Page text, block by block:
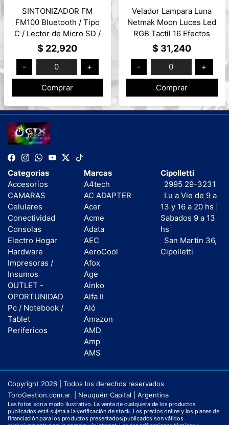
SINTONIZADOR FM
FM100 Bluetooth / Tipo
C / Lector de Micro SD /
USB para cargar el Cel.
SOUL Mod: CA-FM100
5V/3.1A
$ 22,920
- 0 +
Comprar
Velador Lampara Luna
Netmak Moon Luces Led
RGB Tactil 16 Efectos
Bateria Recargable
Control Remoto Mod:
NM-MOON
$ 31,240
- 0 +
Comprar
Categorias
Accesorios
CAMARAS
Celulares
Conectividad
Consolas
Electro Hogar
Hardware
Impresoras /
Insumos
OUTLET -
OPORTUNIDAD
Pc / Notebook /
Tablet
Perifericos
Marcas
A4tech
AC ADAPTER
Acer
Acme
Adata
AEC
AeroCool
Afox
Age
Ainko
Alfa II
Aló
Amazon
AMD
Amp
AMS
Cipolletti
2995 29-3231
Lu a Vie de 9 a
13 y 16 a 20 hs |
Sabados 9 a 13
hs
San Martin 36,
Cipolletti
Copyright 2026 | Todos los derechos reservados
ToroGestion.com.ar. | Neuquén Capital | Argentina
Las fotos son a modo ilustrativo. La venta de cualquiera de los productos
publicados está sujeta a la verificación de stock. Los precios online y los planes de
financiación para los productos presentados/publicados son válidos